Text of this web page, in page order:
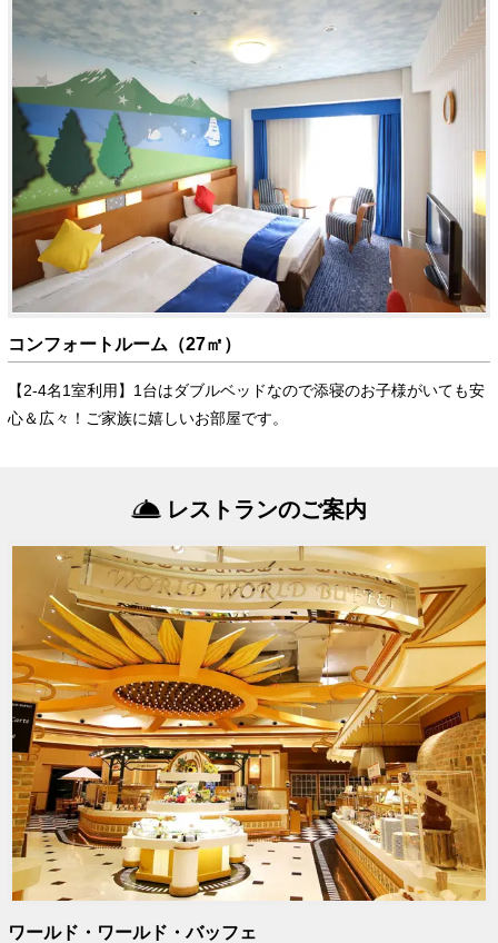
コンフォートルーム（27㎡）
【2-4名1室利用】1台はダブルベッドなので添寝のお子様がいても安
心＆広々！ご家族に嬉しいお部屋です。
レストランのご案内
ワールド・ワールド・バッフェ